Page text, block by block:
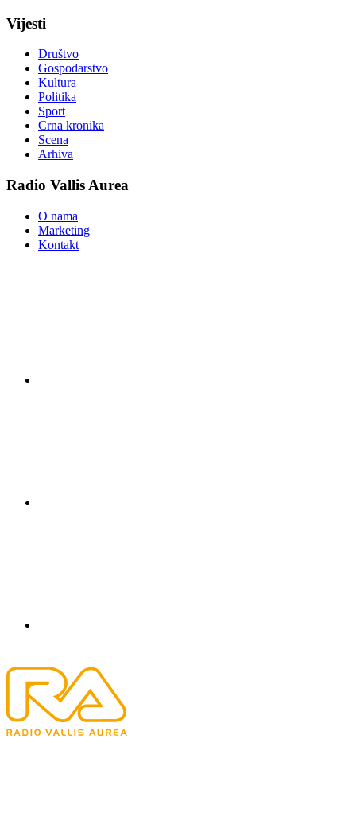
Vijesti
Društvo
Gospodarstvo
Kultura
Politika
Sport
Crna kronika
Scena
Arhiva
Radio Vallis Aurea
O nama
Marketing
Kontakt